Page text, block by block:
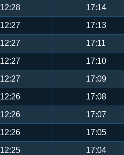
12:28 17:14
12:27 17:13
12:27 17:11
12:27 17:10
12:27 17:09
12:26 17:08
12:26 17:07
12:26 17:05
12:25 17:04